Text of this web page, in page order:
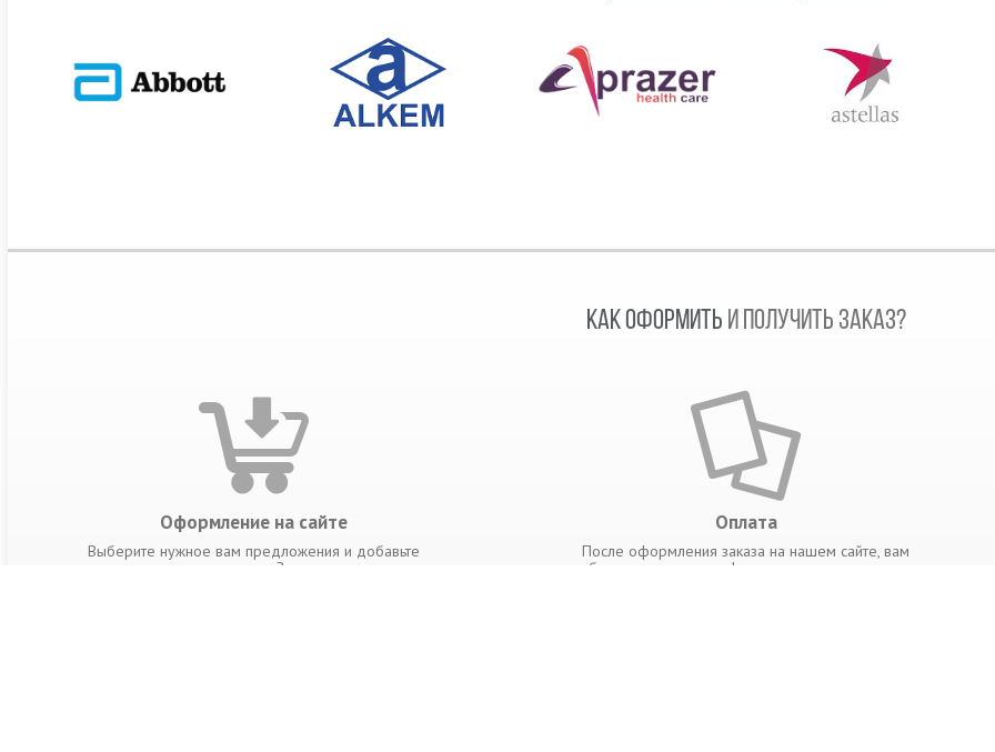
КАК ОФОРМИТЬ И ПОЛУЧИТЬ ЗАКАЗ?
Оформление на сайте
Выберите нужное вам предложения и добавьте
предложения в корзину. Заполните данные
Оплата
После оформления заказа на нашем сайте, вам
будет выслана счет фатура в автоматическом